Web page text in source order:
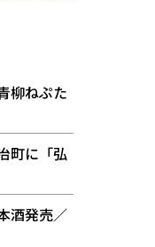
柳ねぷた
町に「弘
酒発売／